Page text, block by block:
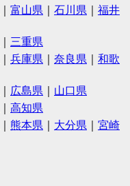
富山県 石川県
福井
三重県
兵庫県 奈良県
和歌
広島県
山口県
高知県
熊本県 大分県
宮崎